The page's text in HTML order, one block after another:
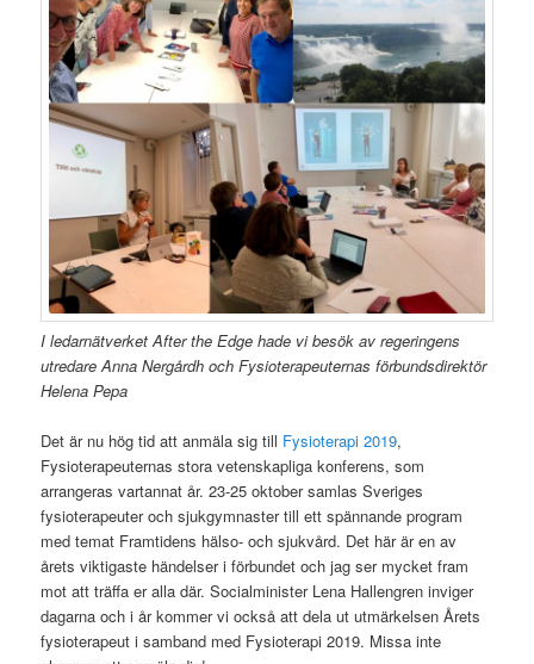
I ledarnätverket After the Edge hade vi besök av regeringens
utredare Anna Nergårdh och Fysioterapeuternas förbundsdirektör
Helena Pepa
Det är nu hög tid att anmäla sig till Fysioterapi 2019,
Fysioterapeuternas stora vetenskapliga konferens, som
arrangeras vartannat år. 23-25 oktober samlas Sveriges
fysioterapeuter och sjukgymnaster till ett spännande program
med temat Framtidens hälso- och sjukvård. Det här är en av
årets viktigaste händelser i förbundet och jag ser mycket fram
mot att träffa er alla där. Socialminister Lena Hallengren inviger
dagarna och i år kommer vi också att dela ut utmärkelsen Årets
fysioterapeut i samband med Fysioterapi 2019. Missa inte